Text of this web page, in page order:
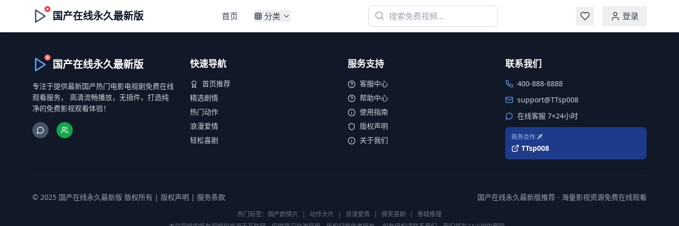
国产在线永久最新版 首页 分类 登录
国产在线永久最新版
专注于提供最新国产热门电影电视剧免费在线
观看服务， 高清流畅播放，无插件，打造纯
净的免费影视观看体验！
快速导航
首页推荐
精选剧情
热门动作
浪漫爱情
轻松喜剧
服务支持
客服中心
帮助中心
使用指南
版权声明
关于我们
联系我们
400-888-8888
support@TTsp008
在线客服 7×24小时
商务合作✈️
TTsp008
© 2025 国产在线永久最新版 版权所有 | 版权声明 | 服务条款 国产在线永久最新版推荐 - 海量影视资源免费在线观看
热门标签： 国产剧情片 | 动作大片 | 浪漫爱情 | 搞笑喜剧 |
悬疑推理